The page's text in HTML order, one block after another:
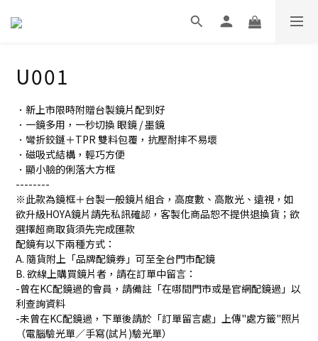
U001
．新上市限時附贈台製鏡片配到好
．一鏡多用，一秒切換 眼鏡 / 墨鏡
．彎折鉸鏈＋TPR 雙料包覆，抗壓耐摔不易壞
．磁吸式結構，輕巧方便
．顯小臉的俐落大方框
--------
※此款為鏡框＋台製一般鏡片組合，高度數、高散光、遠視，如
欲升級HOYA鏡片請先私訊確認，客製化商品恕不提供退換貨；欲
選擇超商取貨須先完成匯款
配鏡有以下兩種方式：
A. 隨貨附上「品牌配鏡券」可至全台門市配鏡
B. 欲線上購買鏡片者，請在訂單中留言：
-曾在KC配鏡過的會員，請備註「在哪間門市或是官網配鏡過」以
利查詢資料
-未曾在KC配鏡過，下單後請於「訂單留言處」上傳"處方籤"照片
（電腦驗光單／手寫(試片)驗光單）